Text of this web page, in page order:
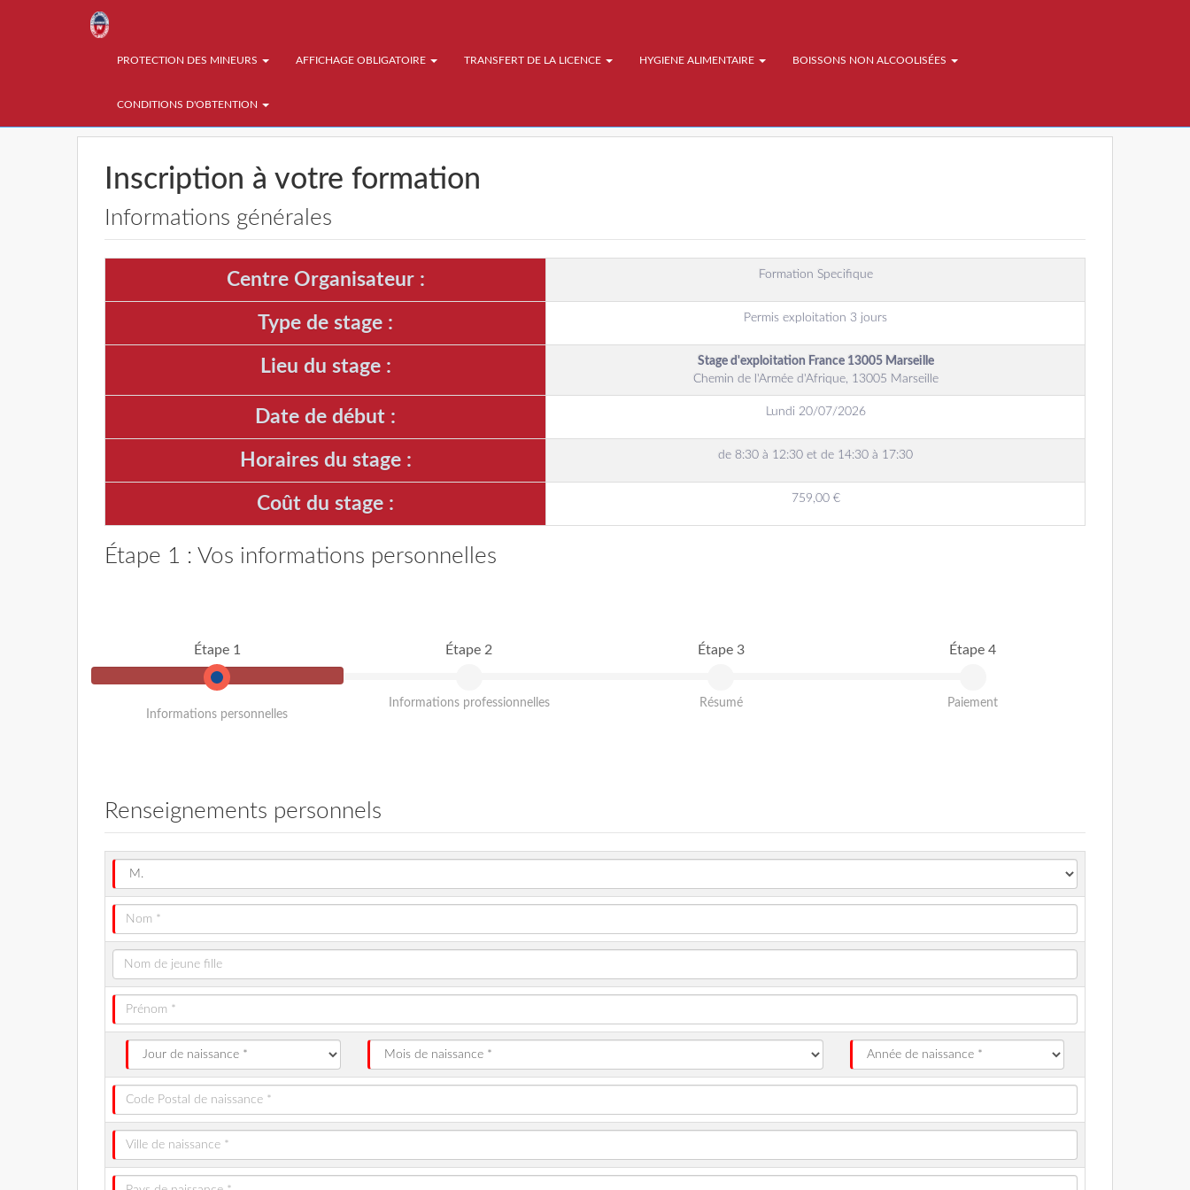
PROTECTION DES MINEURS AFFICHAGE OBLIGATOIRE TRANSFERT DE LA LICENCE HYGIENE ALIMENTAIRE BOISSONS NON ALCOOLISÉES
CONDITIONS D'OBTENTION
Inscription à votre formation
Informations générales
Centre Organisateur : Formation Specifique
Type de stage : Permis exploitation 3 jours
Lieu du stage :
Stage d'exploitation France 13005 Marseille
Chemin de l'Armée d'Afrique, 13005 Marseille
Date de début : Lundi 20/07/2026
Horaires du stage : de 8:30 à 12:30 et de 14:30 à 17:30
Coût du stage : 759,00 €
Étape 1 : Vos informations personnelles
Étape 1
Informations personnelles
Étape 2
Informations professionnelles
Étape 3
Résumé
Étape 4
Paiement
Renseignements personnels